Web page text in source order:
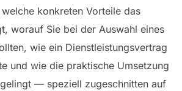
konkreten Vorteile das
worauf Sie bei der Auswahl eines
wie ein Dienstleistungsvertrag
und wie die praktische Umsetzung
— speziell zugeschnitten auf